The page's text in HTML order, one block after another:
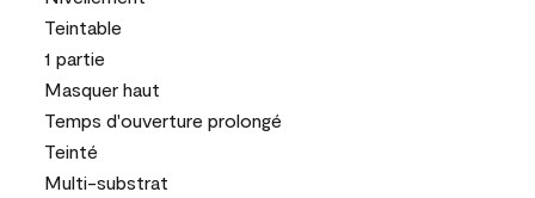
Teintable
1 partie
Masquer haut
Temps d'ouverture prolongé
Teinté
Multi-substrat